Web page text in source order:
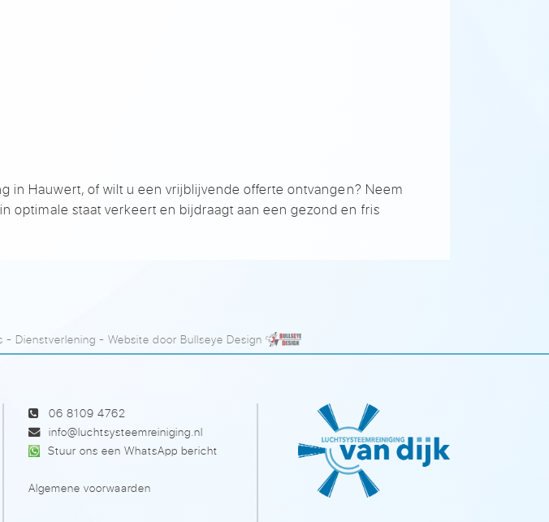
in Hauwert, of wilt u een vrijblijvende offerte ontvangen? Neem
optimale staat verkeert en bijdraagt aan een gezond en fris
- Dienstverlening - Website door Bullseye Design
06 8109 4762
info@luchtsysteemreiniging.nl
Stuur ons een WhatsApp bericht
Algemene voorwaarden